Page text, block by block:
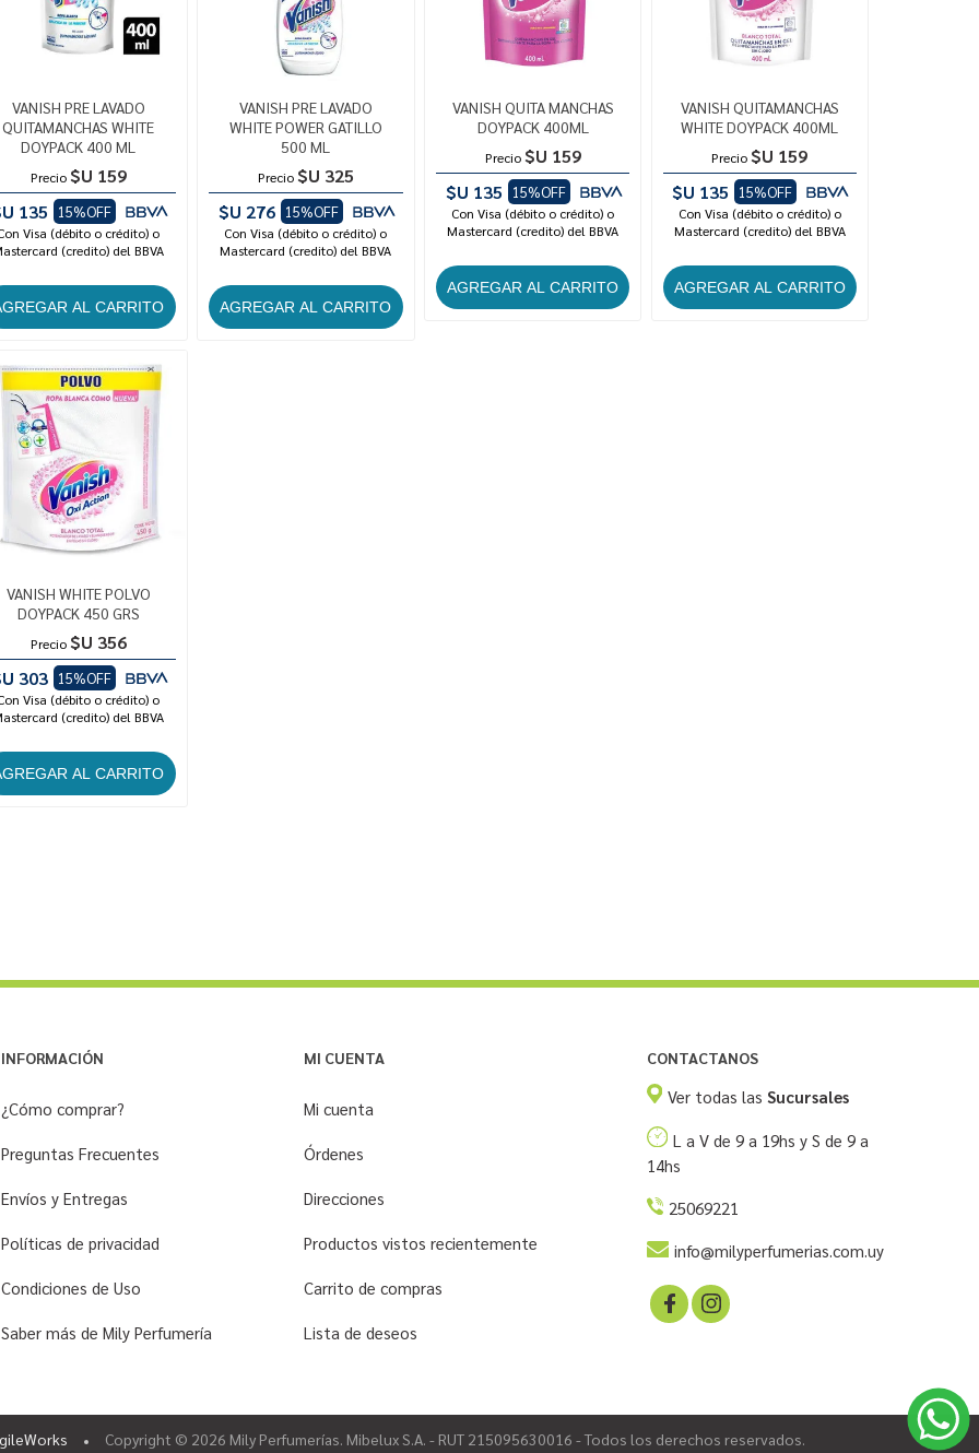
VANISH PRE LAVADO
QUITAMANCHAS WHITE
DOYPACK 400 ML
Precio $U 159
135
15%OFF
Visa (débito o crédito) o
(credito) del BBVA
VANISH PRE LAVADO
WHITE POWER GATILLO
500 ML
Precio $U 325
$U 276
15%OFF
Con Visa (débito o crédito) o
Mastercard (credito) del BBVA
VANISH QUITA MANCHAS
DOYPACK 400ML
Precio $U 159
$U 135
15%OFF
Con Visa (débito o crédito) o
Mastercard (credito) del BBVA
VANISH QUITAMANCHAS
WHITE DOYPACK 400ML
Precio $U 159
$U 135
15%OFF
Con Visa (débito o crédito) o
Mastercard (credito) del BBVA
VANISH WHITE POLVO
DOYPACK 450 GRS
Precio $U 356
303
15%OFF
Visa (débito o crédito) o
(credito) del BBVA
INFORMACIÓN
¿Cómo comprar?
Preguntas Frecuentes
Envíos y Entregas
Políticas de privacidad
Condiciones de Uso
Saber más de Mily Perfumería
MI CUENTA
Mi cuenta
Órdenes
Direcciones
Productos vistos recientemente
Carrito de compras
Lista de deseos
CONTACTANOS
Ver todas las Sucursales
L a V de 9 a 19hs y S de 9 a
14hs
25069221
info@milyperfumerias.com.uy
Copyright © 2026 Mily Perfumerías. Mibelux S.A. - RUT 215095630016 - Todos los derechos reservados.